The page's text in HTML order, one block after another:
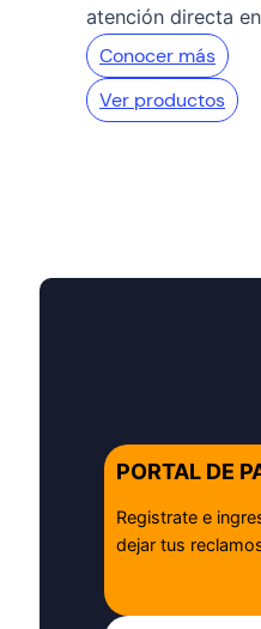
atención directa
Conocer más
Ver productos
PORTAL DE
Registrate e
dejar tus